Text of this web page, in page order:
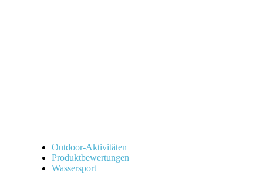
Outdoor-Aktivitäten
Produktbewertungen
Wassersport